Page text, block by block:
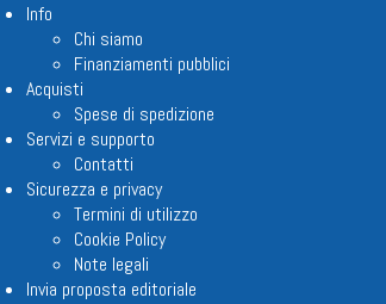
Info
Chi siamo
Finanziamenti pubblici
Acquisti
Spese di spedizione
Servizi e supporto
Contatti
Sicurezza e privacy
Termini di utilizzo
Cookie Policy
Note legali
Invia proposta editoriale